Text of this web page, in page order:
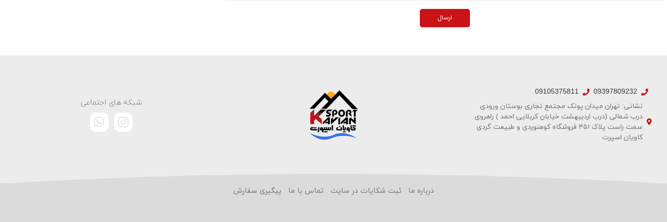
ارسال
09397809232
09105375811
نشانی: تهران میدان پونک مجتمع تجاری بوستان ورودی
درب شمالی (درب اردیبهشت خیابان کربلایی احمد ) راهروی
سمت راست پلاک ۴۵۱ فروشگاه کوهنوردی و طبیعت گردی
کاویان اسپرت
شبکه های اجتماعی
درباره ما ثبت شکایات در سایت تماس با ما پیگیری سفارش